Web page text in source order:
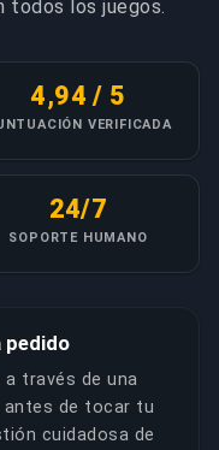
todos los juegos.
VERIFICADA
4,94 / 5
SOPORTE HUMANO
24/7
pedido
través de una
antes de tocar tu
cuidadosa de